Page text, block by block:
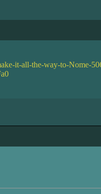
it-all-the-way-to-Nome-